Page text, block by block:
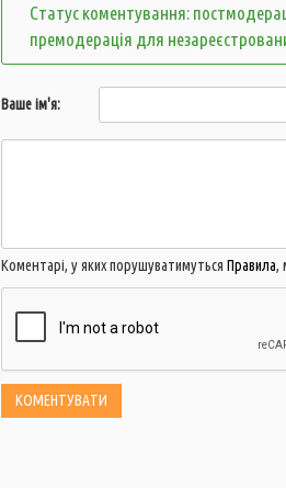
Статус коментування:
премодерація для
Ваше ім'я:
Коментарі, у яких порушуватимуться Правила,